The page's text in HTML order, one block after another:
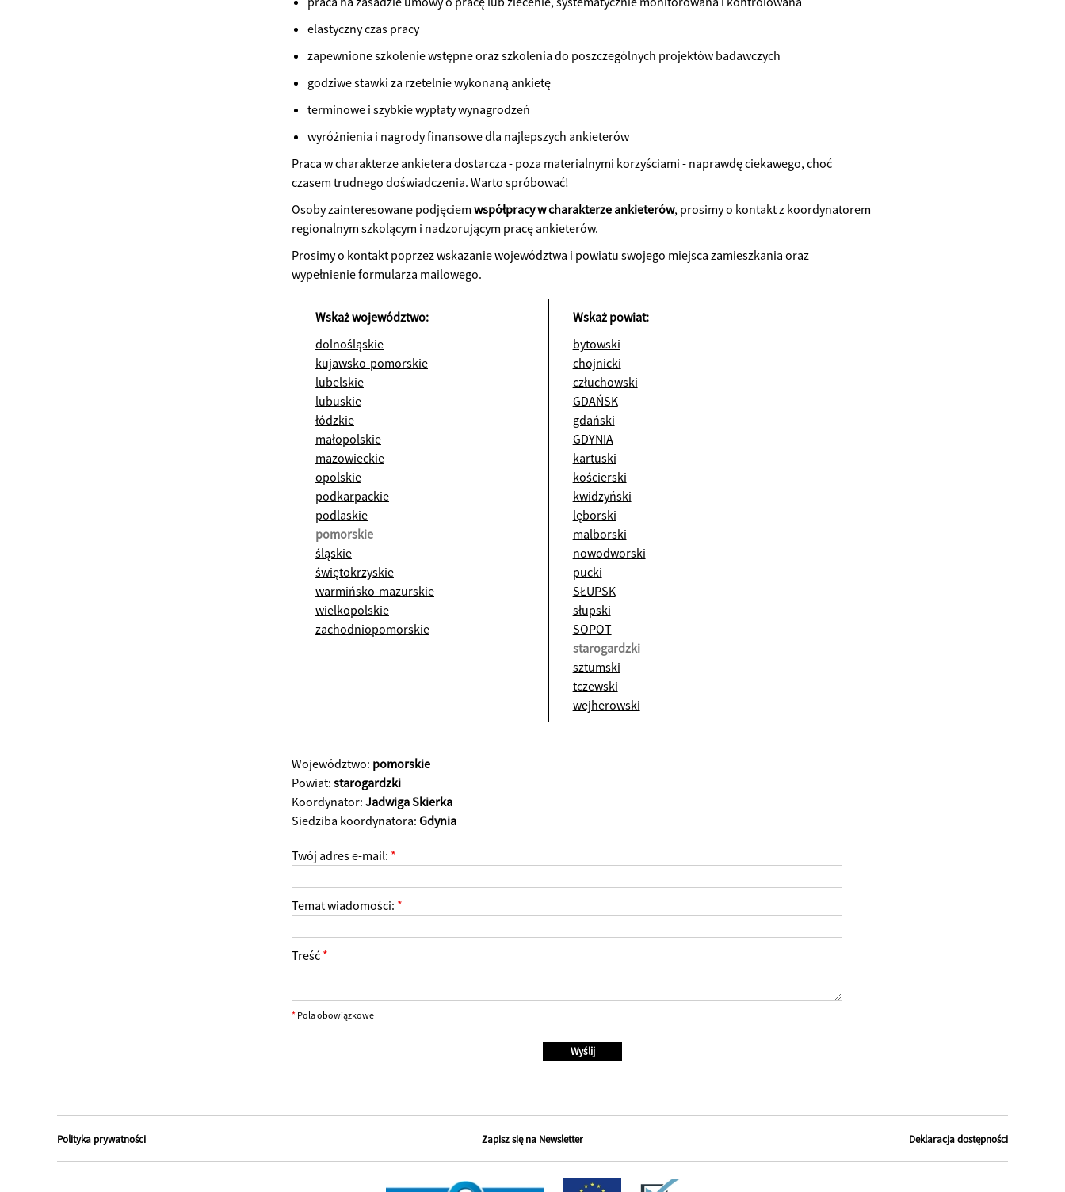
elastyczny czas pracy
zapewnione szkolenie wstępne oraz szkolenia do poszczególnych projektów badawczych
godziwe stawki za rzetelnie wykonaną ankietę
terminowe i szybkie wypłaty wynagrodzeń
wyróżnienia i nagrody finansowe dla najlepszych ankieterów
Praca w charakterze ankietera dostarcza - poza materialnymi korzyściami - naprawdę ciekawego, choć
czasem trudnego doświadczenia. Warto spróbować!
Osoby zainteresowane podjęciem współpracy w charakterze ankieterów, prosimy o kontakt z koordynatorem
regionalnym szkolącym i nadzorującym pracę ankieterów.
Prosimy o kontakt poprzez wskazanie województwa i powiatu swojego miejsca zamieszkania oraz
wypełnienie formularza mailowego.
Wskaż województwo:
dolnośląskie
kujawsko-pomorskie
lubelskie
lubuskie
łódzkie
małopolskie
mazowieckie
opolskie
podkarpackie
podlaskie
pomorskie
śląskie
świętokrzyskie
warmińsko-mazurskie
wielkopolskie
zachodniopomorskie
Wskaż powiat:
bytowski
chojnicki
człuchowski
GDAŃSK
gdański
GDYNIA
kartuski
kościerski
kwidzyński
lęborski
malborski
nowodworski
pucki
SŁUPSK
słupski
SOPOT
starogardzki
sztumski
tczewski
wejherowski
Województwo: pomorskie
Powiat: starogardzki
Koordynator: Jadwiga Skierka
Siedziba koordynatora: Gdynia
Twój adres e-mail: *
Temat wiadomości: *
Treść *
* Pola obowiązkowe
Polityka prywatności Zapisz się na Newsletter Deklaracja dostępności